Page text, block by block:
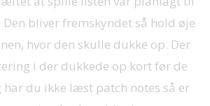
bliver fremskyndet så hold øje
hvor den skulle dukke op. Der
i der dukkede op kort før de
har du ikke læst patch notes så er